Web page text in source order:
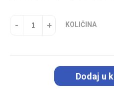
- + KOLIČINA
Dodaj u